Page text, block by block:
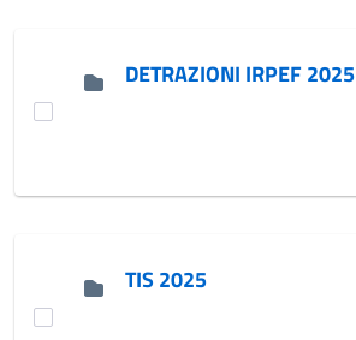
DETRAZIONI IRPEF 2025
TIS 2025